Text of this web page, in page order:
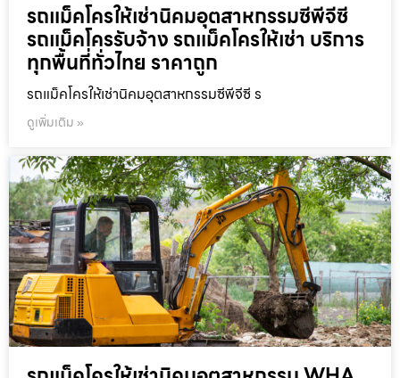
รถแม็คโครให้เช่านิคมอุตสาหกรรมซีพีจีซี
รถแม็คโครรับจ้าง รถแม็คโครให้เช่า บริการ
ทุกพื้นที่ทั่วไทย ราคาถูก
รถแม็คโครให้เช่านิคมอุตสาหกรรมซีพีจีซี ร
ดูเพิ่มเติม »